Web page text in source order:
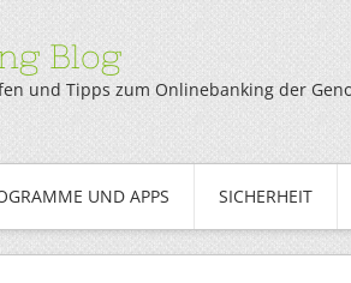
Blog
und Tipps zum Onlinebanking der
UND APPS SICHERHEIT